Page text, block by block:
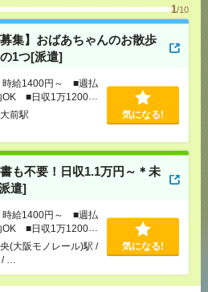
1/10
募集】おばあちゃんのお散歩
1つ[派遣]
時給1400円～ ■週払
■日収1万1200円
前駅 気になる!
も不要！日収1.1万円～＊未
遣]
時給1400円～ ■週払
■日収1万1200円
(大阪モノレール)駅 /
…
気になる!
募ページへ
気になる！
LINEで送る
ツイート ブックマーク
歴からの